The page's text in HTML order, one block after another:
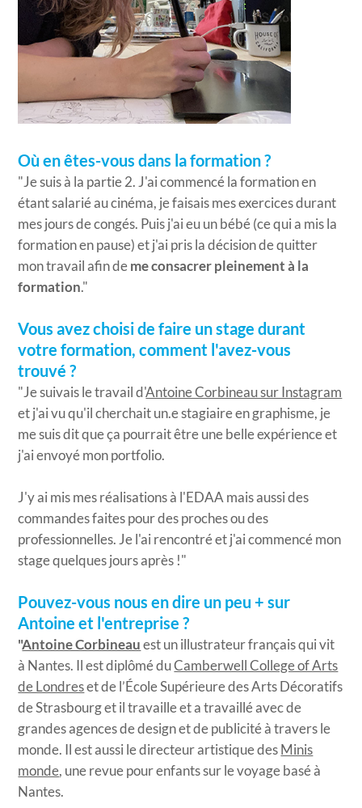
Où en êtes-vous dans la formation ?
"Je suis à la partie 2. J'ai commencé la formation en
étant salarié au cinéma, je faisais mes exercices durant
mes jours de congés. Puis j'ai eu un bébé (ce qui a mis la
formation en pause) et j'ai pris la décision de quitter
mon travail afin de me consacrer pleinement à la
formation ."
Vous avez choisi de faire un stage durant
votre formation, comment l'avez-vous
trouvé ?
"Je suivais le travail d'Antoine Corbineau sur Instagram
et j'ai vu qu'il cherchait un.e stagiaire en graphisme, je
me suis dit que ça pourrait être une belle expérience et
j'ai envoyé mon portfolio.
J'y ai mis mes réalisations à l'EDAA mais aussi des
commandes faites pour des proches ou des
professionnelles. Je l'ai rencontré et j'ai commencé mon
stage quelques jours après !"
Pouvez-vous nous en dire un peu + sur
Antoine et l'entreprise ?
"Antoine Corbineau est un illustrateur français qui vit
à Nantes. Il est diplômé duCamberwell College of Arts
de Londreset de l’École Supérieure des Arts Décoratifs
de Strasbourg et il travaille et a travaillé avec de
grandes agences de design et de publicité à travers le
monde. Il est aussi le directeur artistique des Minis
monde , une revue pour enfants sur le voyage basé à
Nantes.